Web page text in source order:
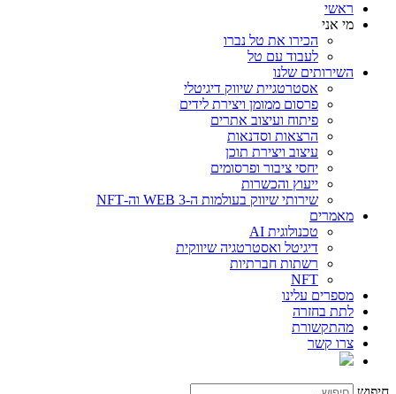
ראשי
מי אני
הכירו את טל נברו
לעבוד עם טל
השירותים שלנו
אסטרטגיית שיווק דיגיטלי
פרסום ממומן ויצירת לידים
פיתוח ועיצוב אתרים
הרצאות וסדנאות
עיצוב ויצירת תוכן
יחסי ציבור ופרסומים
ייעוץ והכשרות
שירותי שיווק בעולמות ה-WEB 3 וה-NFT
מאמרים
טכנולוגית AI
דיגיטל ואסטרטגיה שיווקית
רשתות חברתיות
NFT
מספרים עלינו
לתת בחזרה
מהתקשורת
צרו קשר